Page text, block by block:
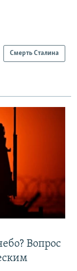
Смерть Сталина
Вопрос